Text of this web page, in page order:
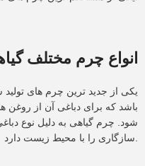
۷- انواع چرم مختلف
یکی از جدید ترین چرم های
باشد که برای دباغی آن از روغن
شود. چرم گیاهی به دلیل نوع
سازگاری را با محیط زیست دارد.